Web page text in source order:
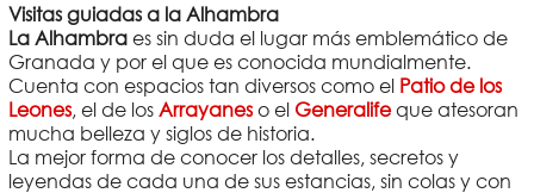
Visitas guiadas a la Alhambra
La Alhambraes sin duda el lugar más emblemático de
Granada y por el que es conocida mundialmente.
Cuenta con espacios tan diversos como el Patio de los
Leones, el de los Arrayaneso el Generalifeque atesoran
mucha belleza y siglos de historia.
La mejor forma de conocer los detalles, secretos y
leyendas de cada una de sus estancias, sin colas y con